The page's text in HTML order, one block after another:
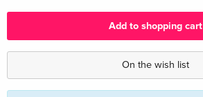
English · UK Version
Limited Edition, Steelbook, 4K Ultra HD + Blu-
Add to shopping cart
On the wish list